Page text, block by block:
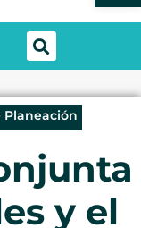
Planeación
y el